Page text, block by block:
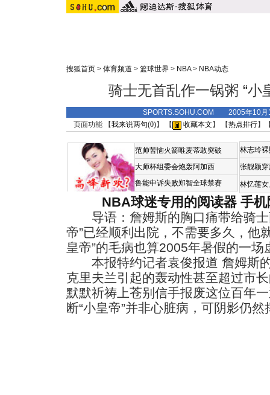
搜狐首页 > 体育频道 > 篮球世界 > NBA> NBA动态
骑士无首乱作一锅粥 “小
SPORTS.SOHU.COM 2005年10
页面功能 【我来说两句(0)】 【 收藏本文 】 【热点排行】
范帅苦恼火箭唯麦蒂敢突破
大师杯组委会炮轰阿加西
鲁能申诉失败郑智全球禁赛
林志玲
张靓颖
林忆莲
NBA球迷专用的阅读器 手
导语：詹姆斯的胸口痛带给骑士
帝”已经顺利出院，不需要多久，他
皇帝”的毛病也算2005年暑假的一场
本报特约记者袁俊报道 詹姆斯
克里夫兰引起的轰动性甚至超过市
默默祈祷上苍别信手报废这位百年
断“小皇帝”并非心脏病，可阴影仍